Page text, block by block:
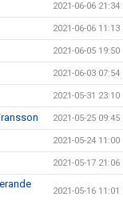
2021-06-06 21:34
2021-06-06 11:13
2021-06-05 19:50
2021-06-03 07:54
2021-05-31 23:10
2021-05-25 09:45
2021-05-24 11:00
2021-05-17 21:06
2021-05-16 11:01